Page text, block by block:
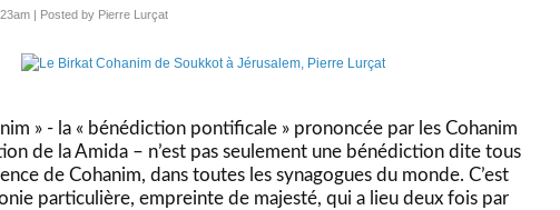
| Posted by Pierre Lurçat
» - la « bénédiction pontificale » prononcée par les Cohanim
de laAmida – n’est pas seulement une bénédiction dite tous
de Cohanim, dans toutes les synagogues du monde. C’est
particulière, empreinte de majesté, qui a lieu deux fois par